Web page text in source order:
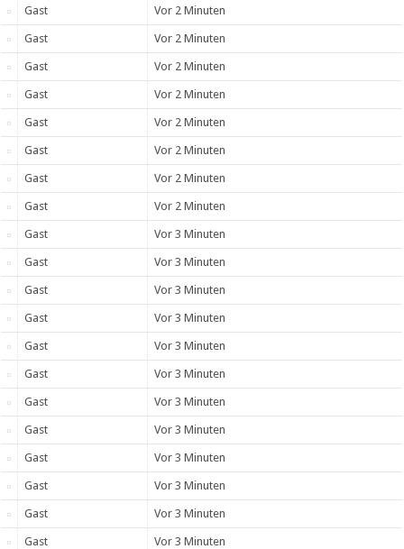
Gast Vor 2 Minuten
Gast Vor 2 Minuten
Gast Vor 2 Minuten
Gast Vor 2 Minuten
Gast Vor 2 Minuten
Gast Vor 2 Minuten
Gast Vor 2 Minuten
Gast Vor 2 Minuten
Gast Vor 3 Minuten
Gast Vor 3 Minuten
Gast Vor 3 Minuten
Gast Vor 3 Minuten
Gast Vor 3 Minuten
Gast Vor 3 Minuten
Gast Vor 3 Minuten
Gast Vor 3 Minuten
Gast Vor 3 Minuten
Gast Vor 3 Minuten
Gast Vor 3 Minuten
Gast Vor 3 Minuten